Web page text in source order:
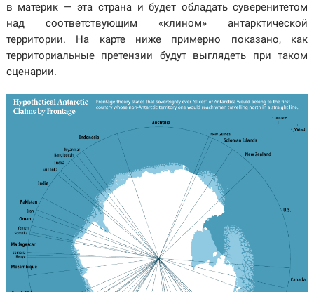
в материк — эта страна и будет обладать суверенитетом
над соответствующим «клином» антарктической
территории. На карте ниже примерно показано, как
территориальные претензии будут выглядеть при таком
сценарии.